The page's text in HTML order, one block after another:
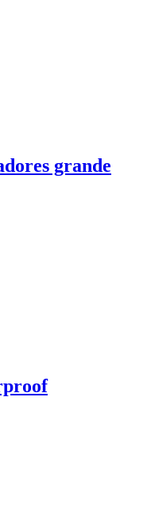
grande